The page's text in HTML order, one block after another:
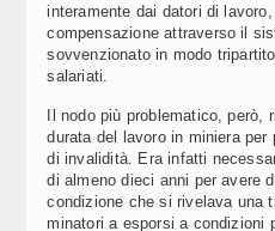
interamente dai datori di
compensazione attraverso il
sovvenzionato in modo
salariati.
Il nodo più problematico, però,
durata del lavoro in miniera
di invalidità. Era infatti
di almeno dieci anni per avere
condizione che si rivelava una
minatori a esporsi a condizioni